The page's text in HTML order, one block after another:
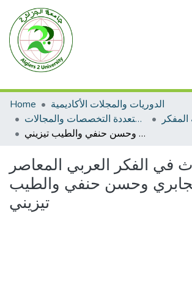
Home
الدوريات والمجلات الأكاديمية
مجلات متعددة التخصصات والمجالات
سؤال التراث في الفكر العربي المعاصر عند الجابري وحسن حنفي والطيب تيزيني
في الفكر العربي المعاصر
وحسن حنفي والطيب
تيزيني